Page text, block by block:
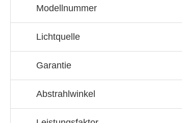
Modellnummer
Lichtquelle
Garantie
Abstrahlwinkel